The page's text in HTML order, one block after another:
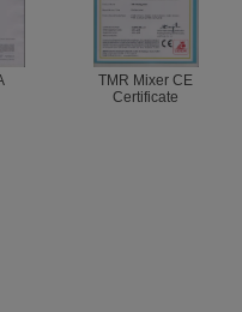
TMR Mixer CE
Certificate